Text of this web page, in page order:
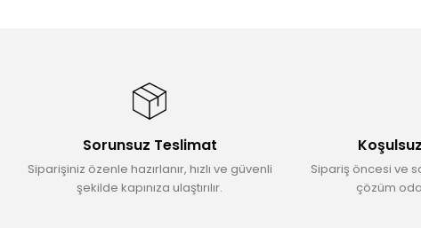
Ürün açıklamasında eksik bilgiler bulunuyor.
Ürün fiyatı diğer sitelerden daha pahalı.
Bu ürüne benzer farklı alternatifler olmalı.
Sorunsuz Teslimat
Siparişiniz özenle hazırlanır, hızlı ve güvenli
şekilde kapınıza ulaştırılır.
Sipariş öncesi ve
çözüm